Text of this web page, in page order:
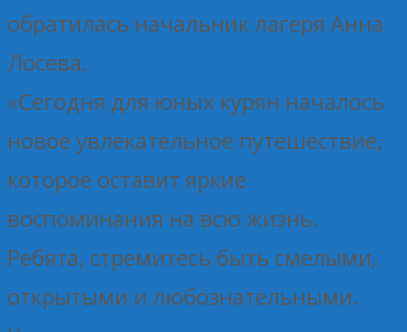
обратилась начальник лагеря Анна
Лосева.
«Сегодня для юных курян началось
новое увлекательное путешествие,
которое оставит яркие
воспоминания на всю жизнь.
Ребята, стремитесь быть смелыми,
открытыми и любознательными.